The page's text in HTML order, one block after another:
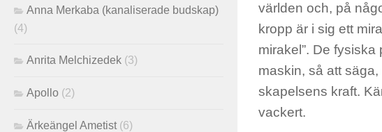
världen och, på
kropp är i sig ett
mirakel”. De
maskin, så att
skapelsens kraft.
vackert.
Anna Merkaba (kanaliserade budskap)
(4)
Anrita Melchizedek (3)
Apollo (2)
Ärkeängel Ametist (6)